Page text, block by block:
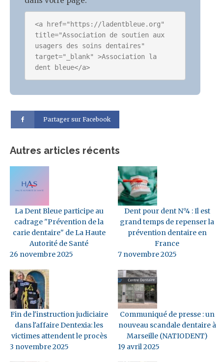
<a href="https://ladentbleue.org"
title="Association de soutien aux
usagers des soins dentaires"
target="_blank" >Association la
Partager sur Facebook
Autres articles récents
La Dent Bleue participe au
cadrage "Prévention de la
carie dentaire" de La Haute
Autorité de Santé
26 novembre 2025
Dent pour dent N°4 : Il est
grand temps de repenser la
prévention dentaire en
France
7 novembre 2025
Fin de l'instruction judiciaire
dans l'affaire Dentexia: les
victimes attendent le procès
3 novembre 2025
Communiqué de presse : un
nouveau scandale dentaire à
Marseille (NATIODENT)
19 avril 2025